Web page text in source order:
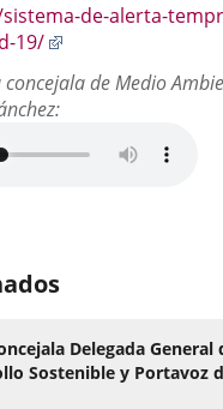
de-alerta-
19/
una
externa.
de Medio
Delegada General
Sostenible y Portavoz